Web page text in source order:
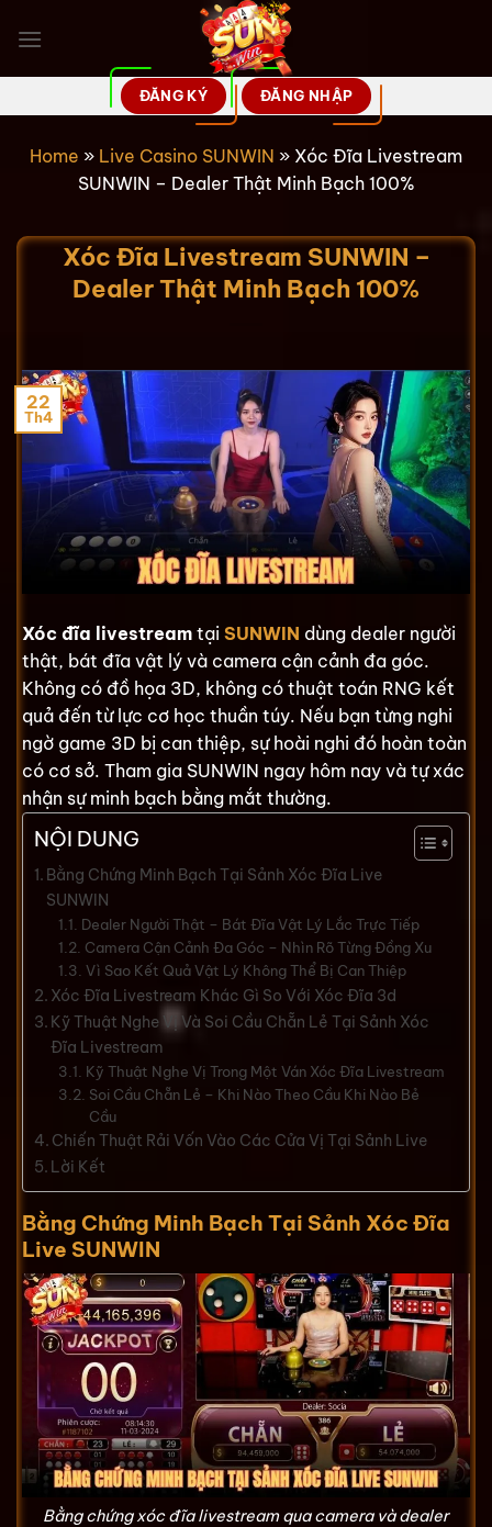
qua
ĐĂNG KÝ ĐĂNG NHẬP
Home » Live Casino SUNWIN » Xóc Đĩa Livestream
SUNWIN – Dealer Thật Minh Bạch 100%
Xóc Đĩa Livestream SUNWIN –
Dealer Thật Minh Bạch 100%
22
Th4
Xóc đĩa livestream tại SUNWIN dùng dealer người
thật, bát đĩa vật lý và camera cận cảnh đa góc.
Không có đồ họa 3D, không có thuật toán RNG kết
quả đến từ lực cơ học thuần túy. Nếu bạn từng nghi
ngờ game 3D bị can thiệp, sự hoài nghi đó hoàn toàn
có cơ sở. Tham gia SUNWIN ngay hôm nay và tự xác
nhận sự minh bạch bằng mắt thường.
NỘI DUNG
Bằng Chứng Minh Bạch Tại Sảnh Xóc Đĩa Live
SUNWIN
Dealer Người Thật – Bát Đĩa Vật Lý Lắc Trực Tiếp
Camera Cận Cảnh Đa Góc – Nhìn Rõ Từng Đồng Xu
Vì Sao Kết Quả Vật Lý Không Thể Bị Can Thiệp
Xóc Đĩa Livestream Khác Gì So Với Xóc Đĩa 3d
Kỹ Thuật Nghe Vị Và Soi Cầu Chẵn Lẻ Tại Sảnh Xóc
Đĩa Livestream
Kỹ Thuật Nghe Vị Trong Một Ván Xóc Đĩa Livestream
Soi Cầu Chẵn Lẻ – Khi Nào Theo Cầu Khi Nào Bẻ
Cầu
Chiến Thuật Rải Vốn Vào Các Cửa Vị Tại Sảnh Live
Lời Kết
Bằng Chứng Minh Bạch Tại Sảnh Xóc Đĩa
Live SUNWIN
Bằng chứng xóc đĩa livestream qua camera và dealer